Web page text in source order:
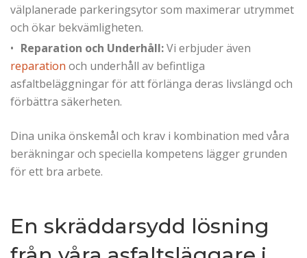
välplanerade parkeringsytor som maximerar utrymmet
och ökar bekvämligheten.
Reparation och Underhåll:Vi erbjuder även
reparation och underhåll av befintliga
asfaltbeläggningar för att förlänga deras livslängd och
förbättra säkerheten.
Dina unika önskemål och krav i kombination med våra
beräkningar och speciella kompetens lägger grunden
för ett bra arbete.
En skräddarsydd lösning